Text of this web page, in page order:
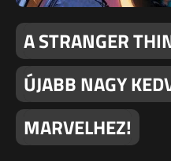
A STRANGER
ÚJABB NAGY
MARVELHEZ!